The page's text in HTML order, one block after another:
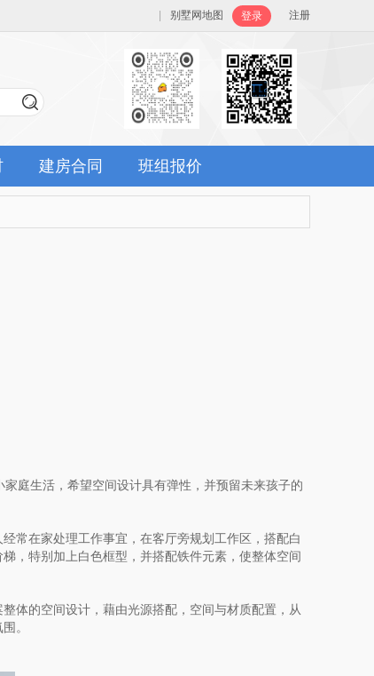
登录 注册
别墅网地图
建房合同 班组报价
庭生活，希望空间设计具有弹性，并预留未来孩子的
常在家处理工作事宜，在客厅旁规划工作区，搭配白
，特别加上白色框型，并搭配铁件元素，使整体空间
体的空间设计，藉由光源搭配，空间与材质配置，从
。